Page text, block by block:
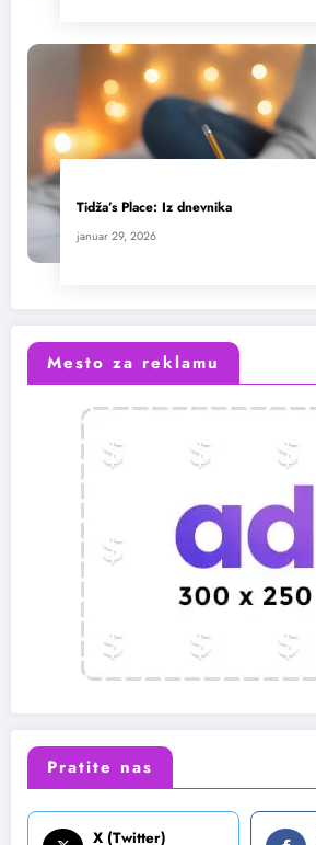
Tidža’s Place: Iz dnevnika
januar 29, 2026
Mesto za reklamu
Pratite nas
X (Twitter)